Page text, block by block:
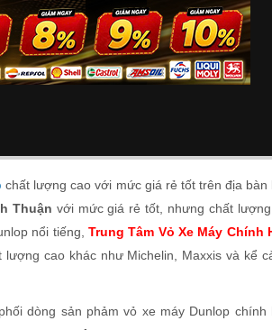
chất lượng cao với mức giá rẻ tốt trên địa bàn
Thuận với mức giá rẻ tốt, nhưng chất
nổi tiếng,Trung Tâm Vỏ Xe Máy Chính
cao khác như Michelin, Maxxis và kể
dòng sản phảm vỏ xe máy Dunlop chính